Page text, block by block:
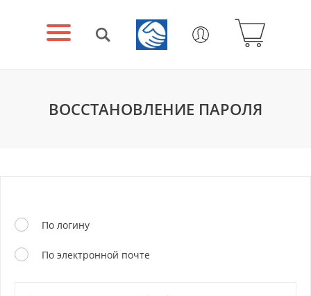
ВОССТАНОВЛЕНИЕ ПАРОЛЯ
По логину
По электронной почте